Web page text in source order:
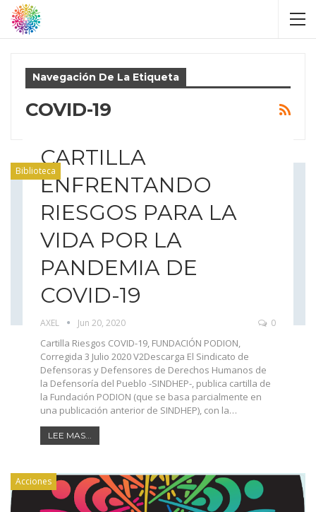
Navegación De La Etiqueta
COVID-19
Biblioteca
CARTILLA
ENFRENTANDO
RIESGOS PARA LA
VIDA POR LA
PANDEMIA DE
COVID-19
AXEL Jun 20, 2020 0
Cartilla Riesgos COVID-19, FUNDACIÓN PODION,
Corregida 3 Julio 2020 V2Descarga El Sindicato de
Defensoras y Defensores de Derechos Humanos de
la Defensoría del Pueblo -SINDHEP-, publica cartilla de
la Fundación PODION (que se basa parcialmente en
una publicación anterior de SINDHEP), con la…
LEE MAS...
Acciones